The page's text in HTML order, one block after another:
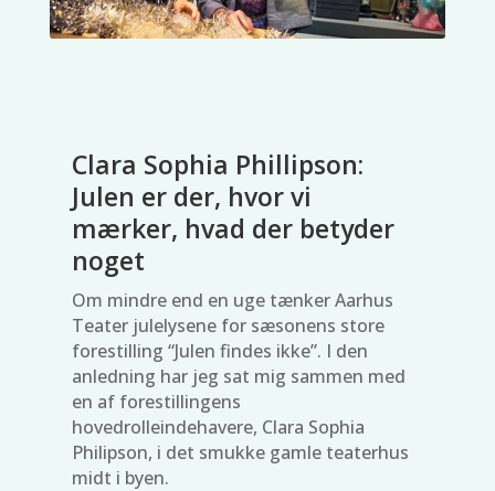
Clara Sophia Phillipson:
Julen er der, hvor vi
mærker, hvad der betyder
noget
Om mindre end en uge tænker Aarhus
Teater julelysene for sæsonens store
forestilling “Julen findes ikke”. I den
anledning har jeg sat mig sammen med
en af forestillingens
hovedrolleindehavere, Clara Sophia
Philipson, i det smukke gamle teaterhus
midt i byen.